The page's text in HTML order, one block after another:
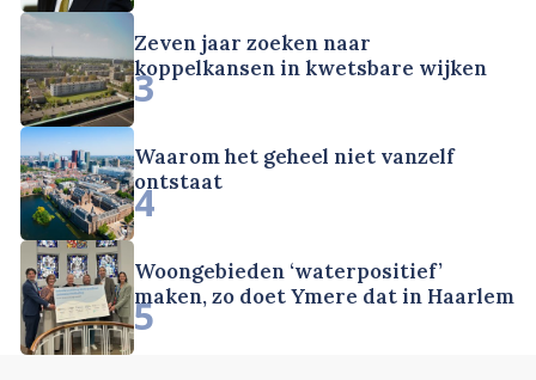
Zeven jaar zoeken naar
koppelkansen in kwetsbare wijken
3
Waarom het geheel niet vanzelf
ontstaat
4
Woongebieden ‘waterpositief’
maken, zo doet Ymere dat in Haarlem
5